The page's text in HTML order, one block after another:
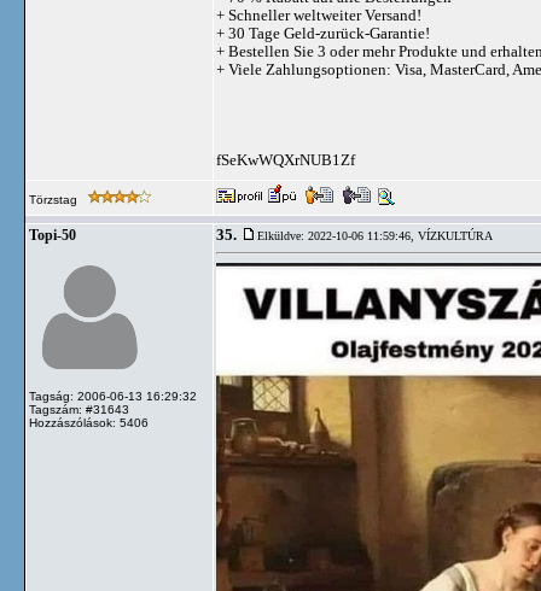
+ Schneller weltweiter Versand!
+ 30 Tage Geld-zurück-Garantie!
+ Bestellen Sie 3 oder mehr Produkte und
+ Viele Zahlungsoptionen: Visa, MasterCard,
fSeKwWQXrNUB1Zf
Törzstag
Topi-50
Tagság: 2006-06-13 16:29:32
Tagszám: #31643
Hozzászólások: 5406
35. Elküldve: 2022-10-06 11:59:46, VÍZKULTÚRA